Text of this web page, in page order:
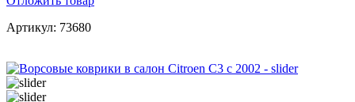
Артикул: 73680